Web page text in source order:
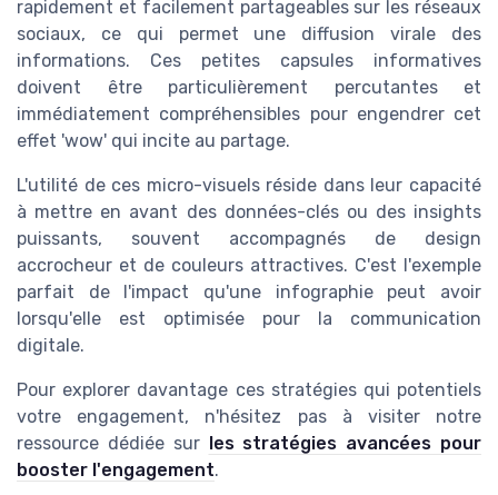
rapidement et facilement partageables sur les réseaux
sociaux, ce qui permet une diffusion virale des
informations. Ces petites capsules informatives
doivent être particulièrement percutantes et
immédiatement compréhensibles pour engendrer cet
effet 'wow' qui incite au partage.
L'utilité de ces micro-visuels réside dans leur capacité
à mettre en avant des données-clés ou des insights
puissants, souvent accompagnés de design
accrocheur et de couleurs attractives. C'est l'exemple
parfait de l'impact qu'une infographie peut avoir
lorsqu'elle est optimisée pour la communication
digitale.
Pour explorer davantage ces stratégies qui potentiels
votre engagement, n'hésitez pas à visiter notre
ressource dédiée sur les stratégies avancées pour
booster l'engagement.